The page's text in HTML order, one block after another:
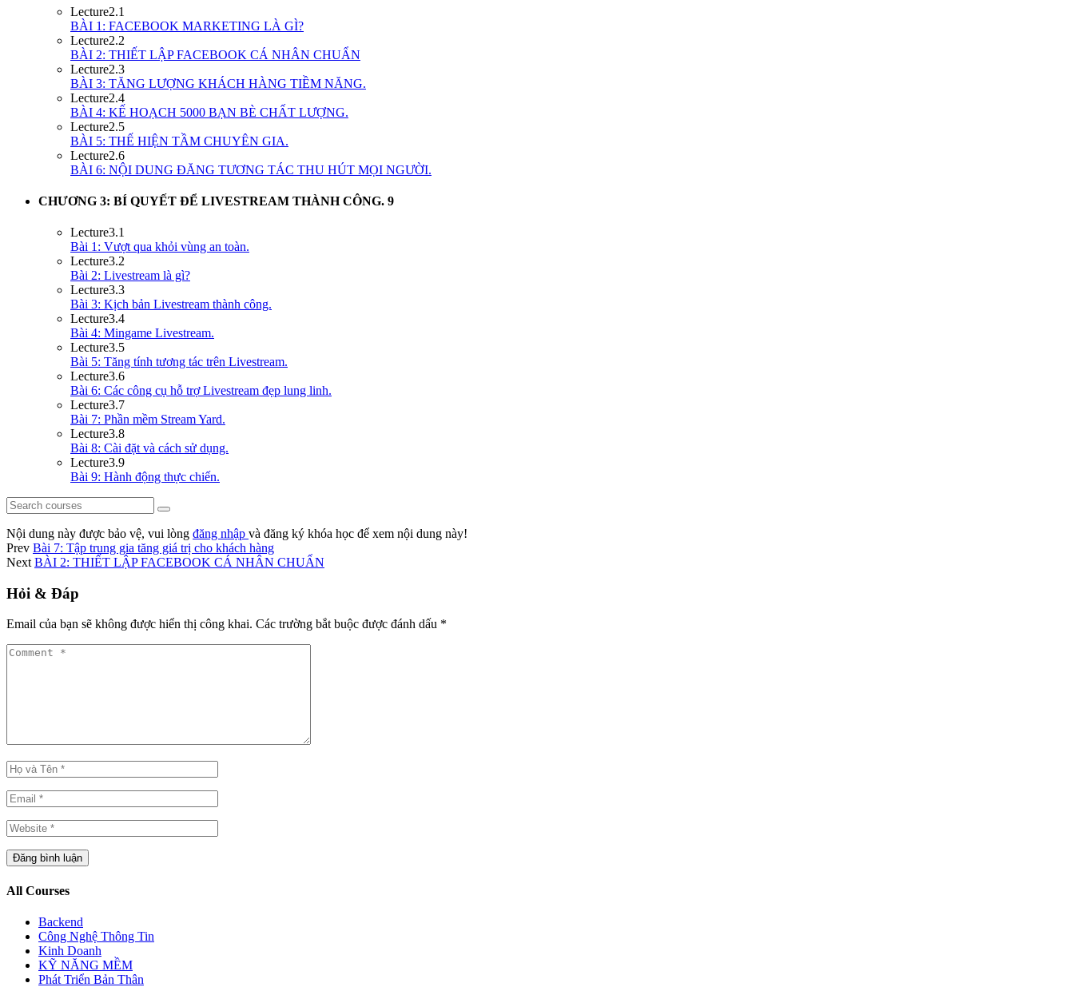
Lecture2.1
BÀI 1: FACEBOOK MARKETING LÀ GÌ?
Lecture2.2
BÀI 2: THIẾT LẬP FACEBOOK CÁ NHÂN CHUẨN
Lecture2.3
BÀI 3: TĂNG LƯỢNG KHÁCH HÀNG TIỀM NĂNG.
Lecture2.4
BÀI 4: KẾ HOẠCH 5000 BẠN BÈ CHẤT LƯỢNG.
Lecture2.5
BÀI 5: THẾ HIỆN TẦM CHUYÊN GIA.
Lecture2.6
BÀI 6: NỘI DUNG ĐĂNG TƯƠNG TÁC THU HÚT MỌI NGƯỜI.
CHƯƠNG 3: BÍ QUYẾT ĐỂ LIVESTREAM THÀNH CÔNG. 9
Lecture3.1
Bài 1: Vượt qua khỏi vùng an toàn.
Lecture3.2
Bài 2: Livestream là gì?
Lecture3.3
Bài 3: Kịch bản Livestream thành công.
Lecture3.4
Bài 4: Mingame Livestream.
Lecture3.5
Bài 5: Tăng tính tương tác trên Livestream.
Lecture3.6
Bài 6: Các công cụ hỗ trợ Livestream đẹp lung linh.
Lecture3.7
Bài 7: Phần mềm Stream Yard.
Lecture3.8
Bài 8: Cài đặt và cách sử dụng.
Lecture3.9
Bài 9: Hành động thực chiến.
Nội dung này được bảo vệ, vui lòng đăng nhập và đăng ký khóa học để xem nội dung này!
Prev Bài 7: Tập trung gia tăng giá trị cho khách hàng
Next BÀI 2: THIẾT LẬP FACEBOOK CÁ NHÂN CHUẨN
Hỏi & Đáp
Email của bạn sẽ không được hiển thị công khai. Các trường bắt buộc được đánh dấu *
All Courses
Backend
Công Nghệ Thông Tin
Kinh Doanh
KỸ NĂNG MỀM
Phát Triển Bản Thân